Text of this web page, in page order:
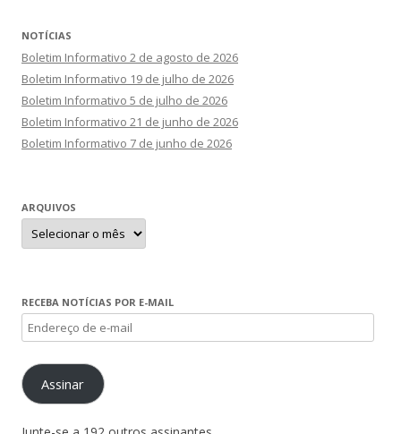
NOTÍCIAS
Boletim Informativo 2 de agosto de 2026
Boletim Informativo 19 de julho de 2026
Boletim Informativo 5 de julho de 2026
Boletim Informativo 21 de junho de 2026
Boletim Informativo 7 de junho de 2026
ARQUIVOS
Arquivos
RECEBA NOTÍCIAS POR E-MAIL
Endereço
de
e-
mailAssinar